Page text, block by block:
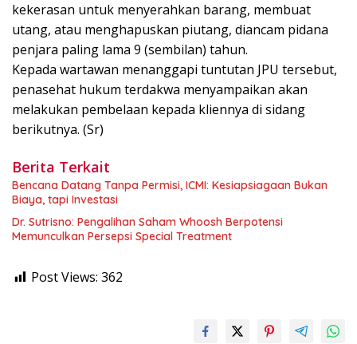
kekerasan untuk menyerahkan barang, membuat
utang, atau menghapuskan piutang, diancam pidana
penjara paling lama 9 (sembilan) tahun.
Kepada wartawan menanggapi tuntutan JPU tersebut,
penasehat hukum terdakwa menyampaikan akan
melakukan pembelaan kepada kliennya di sidang
berikutnya. (Sr)
Berita Terkait
Bencana Datang Tanpa Permisi, ICMI: Kesiapsiagaan Bukan
Biaya, tapi Investasi
Dr. Sutrisno: Pengalihan Saham Whoosh Berpotensi
Memunculkan Persepsi Special Treatment
Post Views: 362